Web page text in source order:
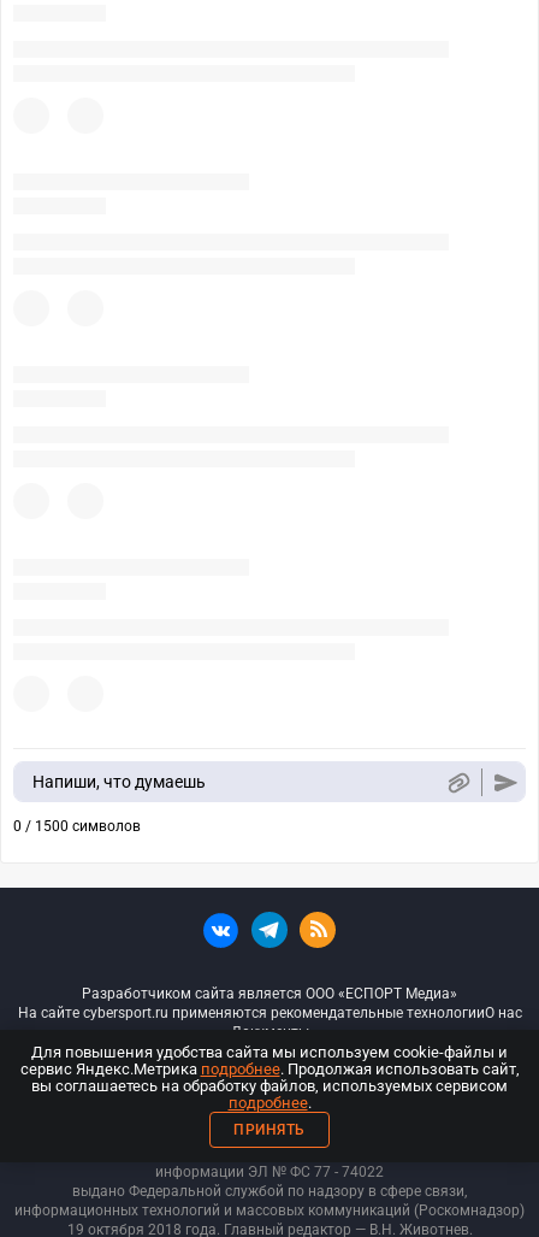
Напиши, что думаешь
0 / 1500 символов
Разработчиком сайта является ООО «ЕСПОРТ Медиа»
На сайте cybersport.ru применяются рекомендательные технологииО нас
Документы
© ООО «Киберспорт.ру» — Все права защищены
18+
ООО «Киберспорт.ру». Свидетельство о регистрации средств массовой
информации ЭЛ № ФС 77 - 74022
выдано Федеральной службой по надзору в сфере связи,
информационных технологий и массовых коммуникаций (Роскомнадзор)
19 октября 2018 года. Главный редактор — В.Н. Животнев.
Для повышения удобства сайта мы используем cookie-файлы и
сервис Яндекс.Метрика подробнее. Продолжая использовать сайт,
вы соглашаетесь на обработку файлов, используемых сервисом
подробнее.
ПРИНЯТЬ